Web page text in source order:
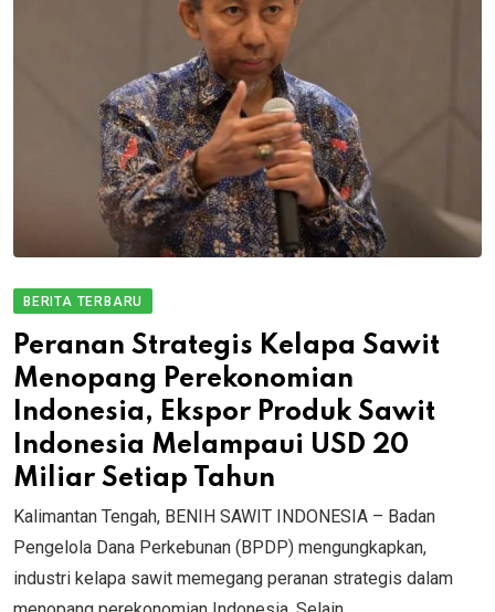
BERITA TERBARU
Peranan Strategis Kelapa Sawit
Menopang Perekonomian
Indonesia, Ekspor Produk Sawit
Indonesia Melampaui USD 20
Miliar Setiap Tahun
Kalimantan Tengah, BENIH SAWIT INDONESIA – Badan
Pengelola Dana Perkebunan (BPDP) mengungkapkan,
industri kelapa sawit memegang peranan strategis dalam